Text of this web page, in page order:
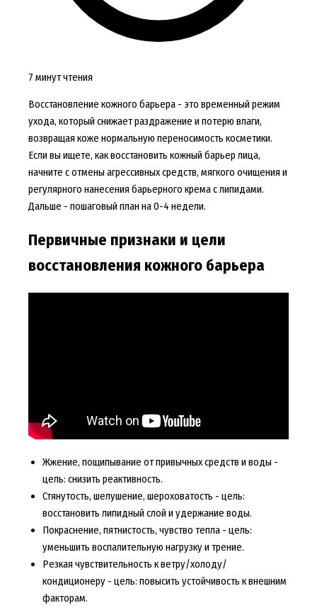
7 минут чтения
Восстановление кожного барьера - это временный режим
ухода, который снижает раздражение и потерю влаги,
возвращая коже нормальную переносимость косметики.
Если вы ищете, как восстановить кожный барьер лица,
начните с отмены агрессивных средств, мягкого очищения и
регулярного нанесения барьерного крема с липидами.
Дальше - пошаговый план на 0-4 недели.
Первичные признаки и цели
восстановления кожного барьера
Жжение, пощипывание от привычных средств и воды -
цель: снизить реактивность.
Стянутость, шелушение, шероховатость - цель:
восстановить липидный слой и удержание воды.
Покраснение, пятнистость, чувство тепла - цель:
уменьшить воспалительную нагрузку и трение.
Резкая чувствительность к ветру/холоду/
кондиционеру - цель: повысить устойчивость к внешним
факторам.